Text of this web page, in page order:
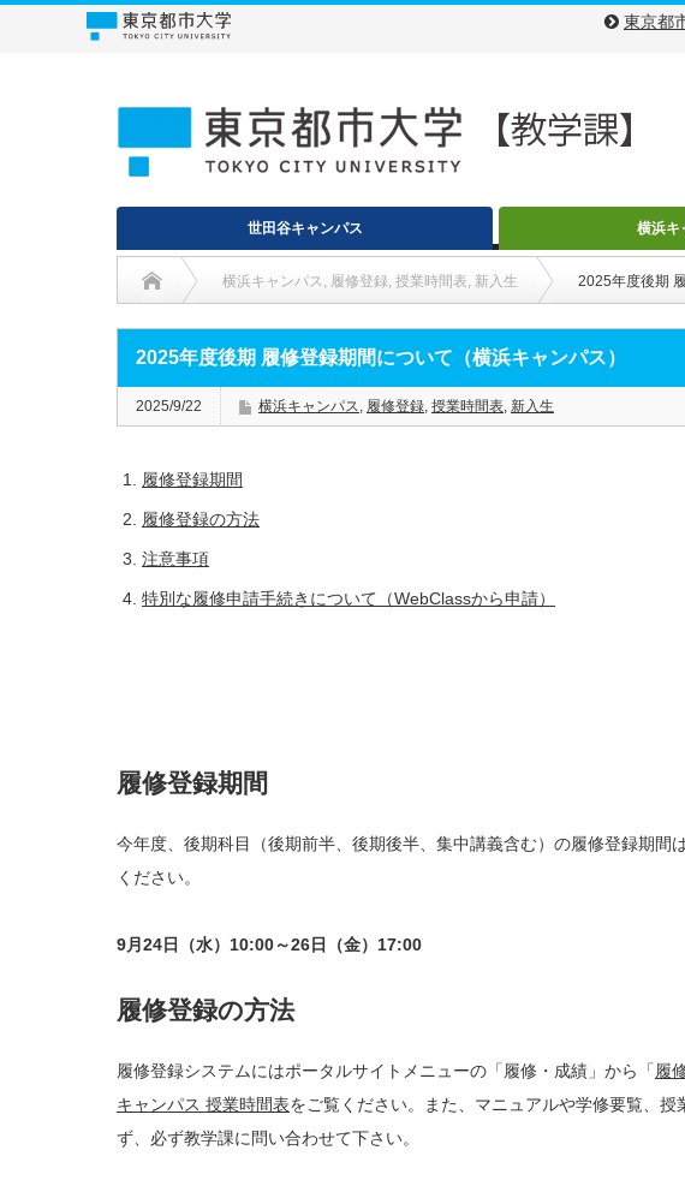
東京都
世田谷キャンパス 横浜キ
横浜キャンパス, 履修登録, 授業時間表, 新入生 2025年度後期
2025年度後期 履修登録期間について（横浜キャンパス）
2025/9/22 横浜キャンパス, 履修登録, 授業時間表, 新入生
履修登録期間
履修登録の方法
注意事項
特別な履修申請手続きについて（WebClassから申請）
履修登録期間
今年度、後期科目（後期前半、後期後半、集中講義含む）の履修登録期
ください。
9月24日（水）10:00～26日（金）17:00
履修登録の方法
履修登録システムにはポータルサイトメニューの「履修・成績」から「 履
キャンパス 授業時間表をご覧ください。また、マニュアルや学修要覧、
ず、必ず教学課に問い合わせて下さい。